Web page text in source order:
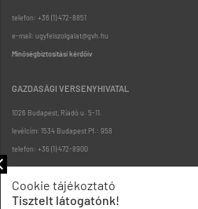
telefon: +36 (1) 472-8851
e-mail: ugyfelszolgalat@gvh.hu
Minőségbiztosítási kérdőív
GAZDASÁGI VERSENYHIVATAL
1026 Budapest, Riadó u. 5-11.
levélcím: 1534 Budapest Pf.: 958
telefon: +36 (1) 472-8900
Cookie tájékoztató
Tisztelt látogatónk!